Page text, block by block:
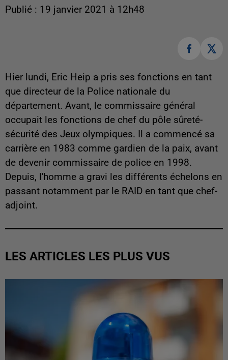
Publié : 19 janvier 2021 à 12h48
Hier lundi, Eric Heip a pris ses fonctions en tant
que directeur de la Police nationale du
département. Avant, le commissaire général
occupait les fonctions de chef du pôle sûreté-
sécurité des Jeux olympiques. Il a commencé sa
carrière en 1983 comme gardien de la paix, avant
de devenir commissaire de police en 1998.
Depuis, l'homme a gravi les différents échelons en
passant notamment par le RAID en tant que chef-
adjoint.
LES ARTICLES LES PLUS VUS